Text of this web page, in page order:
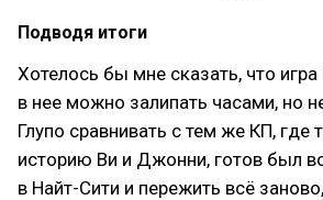
Подводя итоги
Хотелось бы мне сказать, что
в нее можно залипать часами, но
Глупо сравнивать с тем же КП, где
историю Ви и Джонни, готов был
в Найт-Сити и пережить всё